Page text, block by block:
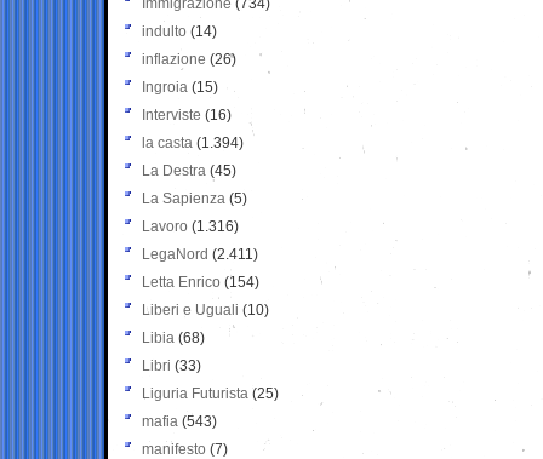
Immigrazione (734)
indulto (14)
inflazione (26)
Ingroia (15)
Interviste (16)
la casta (1.394)
La Destra (45)
La Sapienza (5)
Lavoro (1.316)
LegaNord (2.411)
Letta Enrico (154)
Liberi e Uguali (10)
Libia (68)
Libri (33)
Liguria Futurista (25)
mafia (543)
manifesto (7)